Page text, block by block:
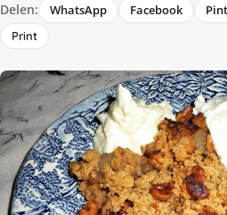
Delen: WhatsApp Facebook
Print